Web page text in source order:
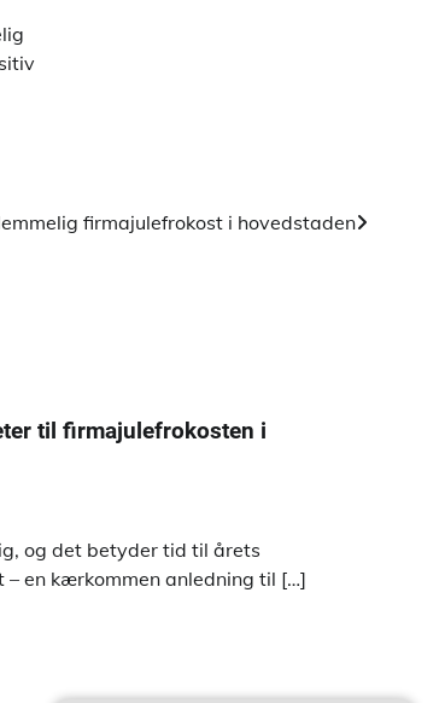
firmajulefrokost i hovedstaden
til firmajulefrokosten i
og det betyder tid til årets
– en kærkommen anledning til […]